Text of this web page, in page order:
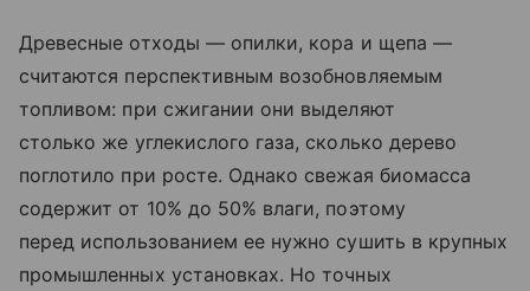
Древесные отходы — опилки, кора и щепа —
считаются перспективным возобновляемым
топливом: при сжигании они выделяют
столько же углекислого газа, сколько дерево
поглотило при росте. Однако свежая биомасса
содержит от 10% до 50% влаги, поэтому
перед использованием ее нужно сушить в крупных
промышленных установках. Но точных